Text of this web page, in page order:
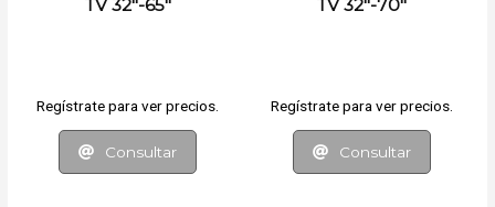
TV 32"-65"
Regístrate para ver precios.
Consultar
TV 32"-70"
Regístrate para ver precios.
Consultar